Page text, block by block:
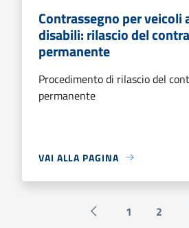
Contrassegno per veicoli
disabili: rilascio del
permanente
Procedimento di rilascio del
permanente
VAI ALLA PAGINA
Pagina precedente
1 2